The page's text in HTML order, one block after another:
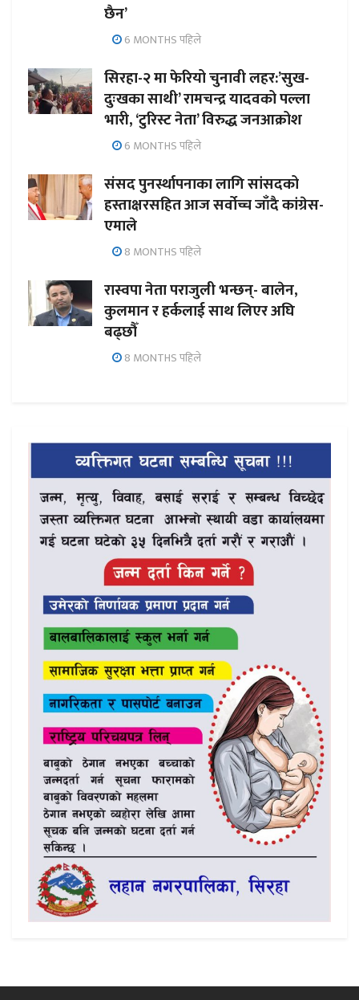
छैन’
6 MONTHS पहिले
सिरहा-२ मा फेरियो चुनावी लहर:’सुख-
दुःखका साथी’ रामचन्द्र यादवको पल्ला
भारी, ‘टुरिस्ट नेता’ विरुद्ध जनआक्रोश
6 MONTHS पहिले
संसद पुनर्स्थापनाका लागि सांसदको
हस्ताक्षरसहित आज सर्वोच्च जाँदै कांग्रेस-
एमाले
8 MONTHS पहिले
रास्वपा नेता पराजुली भन्छन्- बालेन,
कुलमान र हर्कलाई साथ लिएर अघि
बढ्छौँ
8 MONTHS पहिले